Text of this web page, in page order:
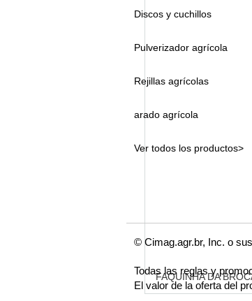
FAQUINHA DA
Discos y cuchillos
Pulverizador agrícola
Rejillas agrícolas
arado agrícola
Ver todos los productos>
© Cimag.agr.br, Inc. o
Todas las reglas y
El valor de la oferta del